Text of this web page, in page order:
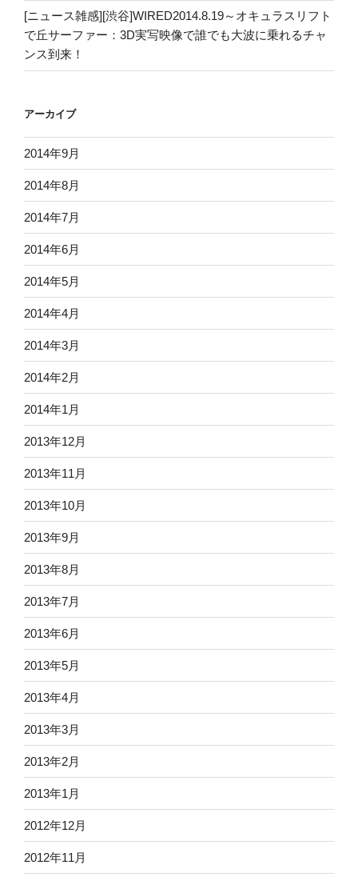
[ニュース雑感][渋谷]WIRED2014.8.19～オキュラスリフト
で丘サーファー：3D実写映像で誰でも大波に乗れるチャ
ンス到来！
アーカイブ
2014年9月
2014年8月
2014年7月
2014年6月
2014年5月
2014年4月
2014年3月
2014年2月
2014年1月
2013年12月
2013年11月
2013年10月
2013年9月
2013年8月
2013年7月
2013年6月
2013年5月
2013年4月
2013年3月
2013年2月
2013年1月
2012年12月
2012年11月